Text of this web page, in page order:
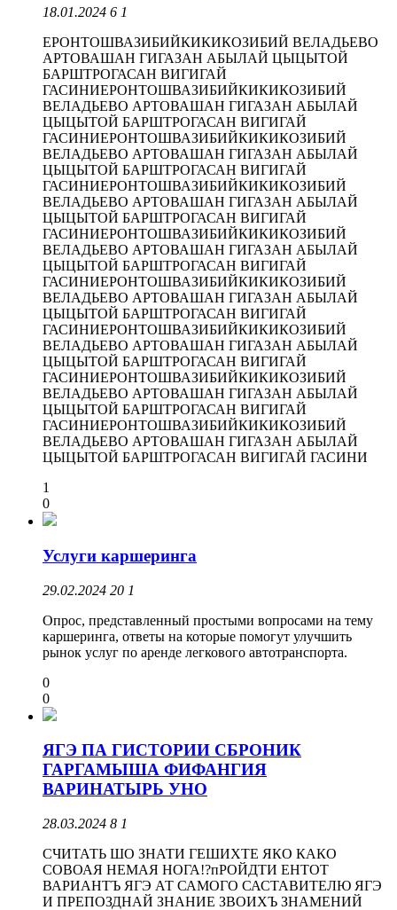
18.01.2024 6 1
ЕРОНТОШВАЗИБИЙКИКИКОЗИБИЙ ВЕЛАДЬЕВО
АРТОВАШАН ГИГАЗАН АБЫЛАЙ ЦЫЦЫТОЙ
БАРШТРОГАСАН ВИГИГАЙ
ГАСИНИЕРОНТОШВАЗИБИЙКИКИКОЗИБИЙ
ВЕЛАДЬЕВО АРТОВАШАН ГИГАЗАН АБЫЛАЙ
ЦЫЦЫТОЙ БАРШТРОГАСАН ВИГИГАЙ
ГАСИНИЕРОНТОШВАЗИБИЙКИКИКОЗИБИЙ
ВЕЛАДЬЕВО АРТОВАШАН ГИГАЗАН АБЫЛАЙ
ЦЫЦЫТОЙ БАРШТРОГАСАН ВИГИГАЙ
ГАСИНИЕРОНТОШВАЗИБИЙКИКИКОЗИБИЙ
ВЕЛАДЬЕВО АРТОВАШАН ГИГАЗАН АБЫЛАЙ
ЦЫЦЫТОЙ БАРШТРОГАСАН ВИГИГАЙ
ГАСИНИЕРОНТОШВАЗИБИЙКИКИКОЗИБИЙ
ВЕЛАДЬЕВО АРТОВАШАН ГИГАЗАН АБЫЛАЙ
ЦЫЦЫТОЙ БАРШТРОГАСАН ВИГИГАЙ
ГАСИНИЕРОНТОШВАЗИБИЙКИКИКОЗИБИЙ
ВЕЛАДЬЕВО АРТОВАШАН ГИГАЗАН АБЫЛАЙ
ЦЫЦЫТОЙ БАРШТРОГАСАН ВИГИГАЙ
ГАСИНИЕРОНТОШВАЗИБИЙКИКИКОЗИБИЙ
ВЕЛАДЬЕВО АРТОВАШАН ГИГАЗАН АБЫЛАЙ
ЦЫЦЫТОЙ БАРШТРОГАСАН ВИГИГАЙ
ГАСИНИЕРОНТОШВАЗИБИЙКИКИКОЗИБИЙ
ВЕЛАДЬЕВО АРТОВАШАН ГИГАЗАН АБЫЛАЙ
ЦЫЦЫТОЙ БАРШТРОГАСАН ВИГИГАЙ
ГАСИНИЕРОНТОШВАЗИБИЙКИКИКОЗИБИЙ
ВЕЛАДЬЕВО АРТОВАШАН ГИГАЗАН АБЫЛАЙ
ЦЫЦЫТОЙ БАРШТРОГАСАН ВИГИГАЙ ГАСИНИ
1
0
Услуги каршеринга
29.02.2024 20 1
Опрос, представленный простыми вопросами на тему
каршеринга, ответы на которые помогут улучшить
рынок услуг по аренде легкового автотранспорта.
0
0
ЯГЭ ПА ГИСТОРИИ СБРОНИК
ГАРГАМЫША ФИФАНГИЯ
ВАРИНАТЫРЬ УНО
28.03.2024 8 1
СЧИТАТЬ ШО ЗНАТИ ГЕШИХТЕ ЯКО КАКО
СОВОАЯ НЕМАЯ НОГА!?пРОЙДТИ ЕНТОТ
ВАРИАНТЪ ЯГЭ АТ САМОГО САСТАВИТЕЛЮ ЯГЭ
И ПРЕПОЗДНАЙ ЗНАНИЕ ЗВОИХЪ ЗНАМЕНИЙ